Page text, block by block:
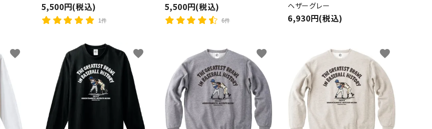
5,500円(税込)
1件
5,500円(税込)
6件
ヘザーグレー
6,930円(税込)
favorite favorite favorite favorite